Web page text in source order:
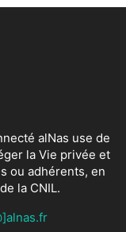
alNas use de
la Vie privée et
ou adhérents, en
la CNIL.